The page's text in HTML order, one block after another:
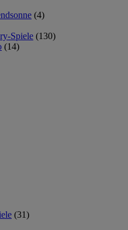
(4)
Spiele (130)
(14)
(31)